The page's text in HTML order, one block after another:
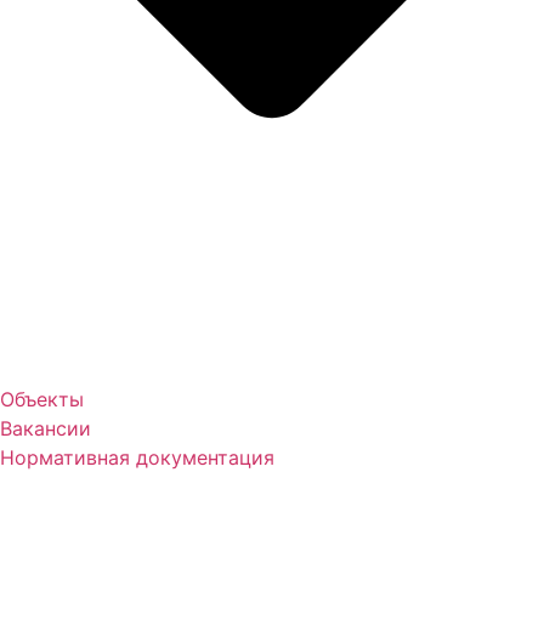
Объекты
Вакансии
Нормативная документация